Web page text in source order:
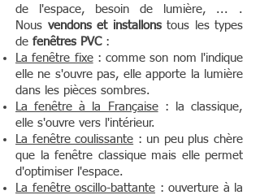
de l'espace, besoin de lumière, ... .
Nous vendons et installonstous les types
de fenêtres PVC:
La fenêtre fixe: comme son nom l'indique
elle ne s'ouvre pas, elle apporte la lumière
dans les pièces sombres.
La fenêtre à la Française: la classique,
elle s'ouvre vers l'intérieur.
La fenêtre coulissante : un peu plus chère
que la fenêtre classique mais elle permet
d'optimiser l'espace.
La fenêtre oscillo-battante : ouverture à la